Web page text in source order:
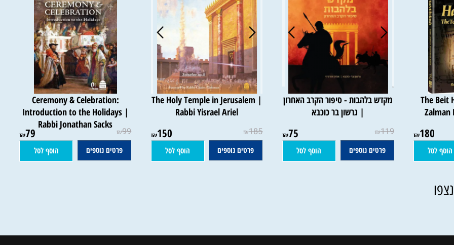
180
מקדש בלהבות - סיפור הקרב האחרון
| גרשון בר כוכבא
₪
75
The Holy Temple in Jerusalem |
Rabbi Yisrael Ariel
₪185
150
Ceremony & Celebration:
Introduction to the Holidays |
Rabbi Jonathan Sacks
₪99
79